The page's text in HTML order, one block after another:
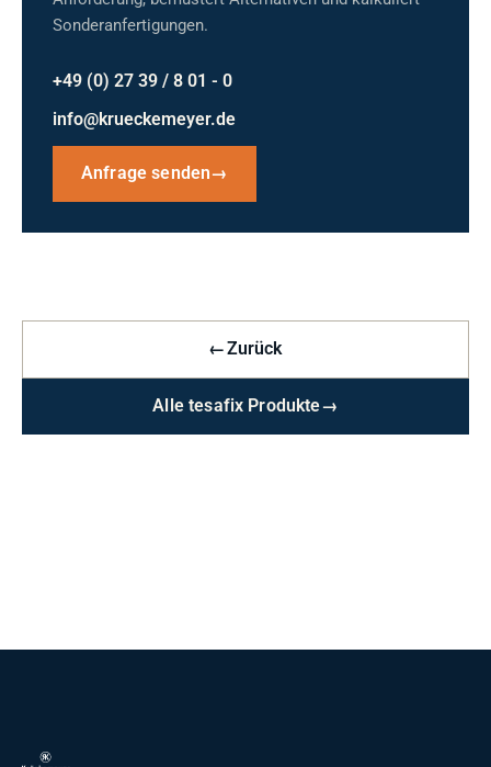
Sonderanfertigungen.
+49 (0) 27 39 / 8 01 - 0
info@krueckemeyer.de
Anfrage senden→
←Zurück
Alle tesafix Produkte→